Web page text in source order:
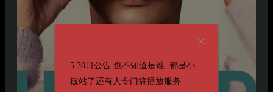
5.30日公告 也不知道是谁..都是小
破站了还有人专门搞播放服务